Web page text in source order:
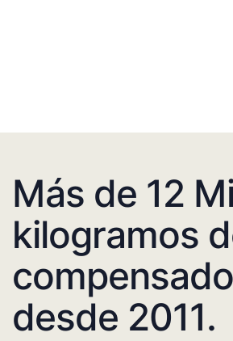
Más de 12
kilogramos
desde 2011.